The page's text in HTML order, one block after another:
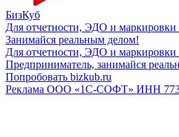
БизКуб
Для отчетности, ЭДО и
Занимайся реальным делом!
Для отчетности, ЭДО и
Предприниматель, занимайся
Попробовать bizkub.ru
Реклама ООО «1С-СОФТ» ИНН